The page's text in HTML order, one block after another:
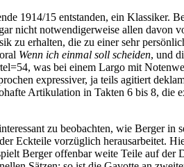
1914/15 entstanden, ein Klassiker.
nicht notwendigerweise allen davon
erhalten, die zu einer sehr
Wenn ich einmal soll scheiden, und
was bei einem Largo mit
expressiver, ja teils agitiert
Artikulation in Takten 6 bis 8, die
zu beobachten, wie Berger
Eckteile vorzüglich herausarbeitet.
Berger offenbar weite Teile auf